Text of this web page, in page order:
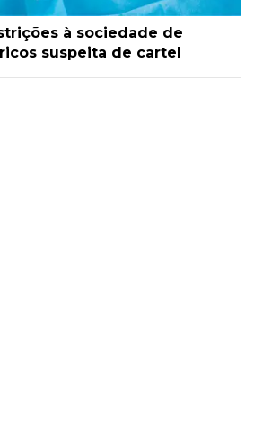
à sociedade de
suspeita de cartel